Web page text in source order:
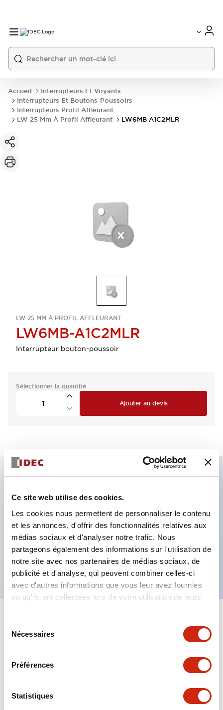
Ce site web utilise des cookies.
Les cookies nous permettent de personnaliser le contenu
et les annonces, d'offrir des fonctionnalités relatives aux
médias sociaux et d'analyser notre trafic. Nous
partageons également des informations sur l'utilisation de
notre site avec nos partenaires de médias sociaux, de
publicité et d'analyse, qui peuvent combiner celles-ci
avec d'autres informations que vous leur avez fournies
ou qu'ils ont collectées lors de votre utilisation de leurs
services.
Nécessaires
Préférences
Statistiques
Accueil
Interrupteurs Et Voyants
Interrupteurs Et Boutons-Poussoirs
Interrupteurs Profil Affleurant
LW 25 Mm À Profil Affleurant
LW6MB-A1C2MLR
LW 25 MM À PROFIL AFFLEURANT
LW6MB-A1C2MLR
Interrupteur bouton-poussoir
Sélectionner la quantité
Ajouter au devis
Fixation par regroupement possible
Le commutateur sélecteur avec clé adopte une
structure à goupille à cylindre haute sécurité
La structure de protection est IP65 (IEC60529)
+
Mechanical Specifications